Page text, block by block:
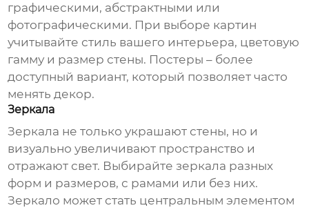
графическими, абстрактными или
фотографическими. При выборе картин
учитывайте стиль вашего интерьера, цветовую
гамму и размер стены. Постеры – более
доступный вариант, который позволяет часто
менять декор.
Зеркала
Зеркала не только украшают стены, но и
визуально увеличивают пространство и
отражают свет. Выбирайте зеркала разных
форм и размеров, с рамами или без них.
Зеркало может стать центральным элементом